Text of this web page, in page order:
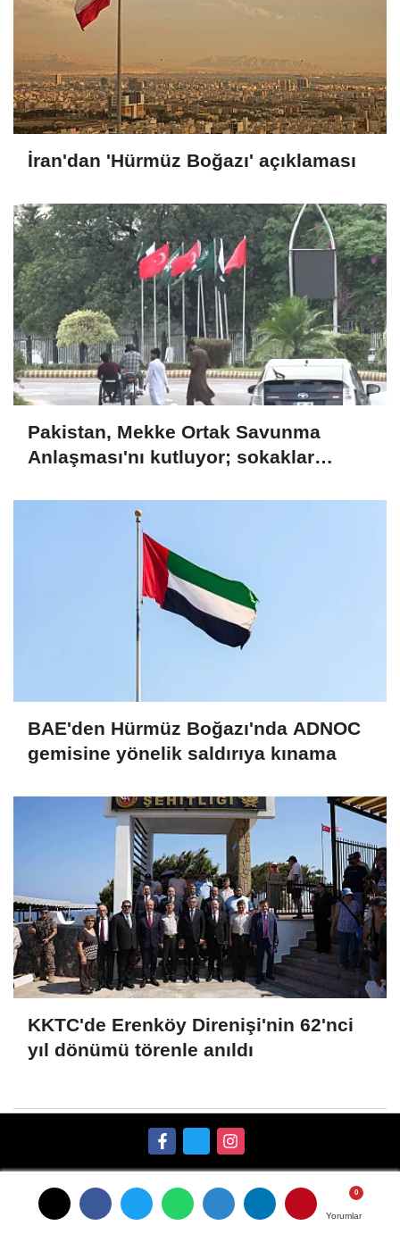
Yorumlar
Yorumlar
Yorumlar
İran'dan 'Hürmüz Boğazı' açıklaması
Pakistan, Mekke Ortak Savunma
Anlaşması'nı kutluyor; sokaklar
bayraklarıyla süslendi
BAE'den Hürmüz Boğazı'nda ADNOC
gemisine yönelik saldırıya kınama
KKTC'de Erenköy Direnişi'nin 62'nci
yıl dönümü törenle anıldı
Kullanım Şartları